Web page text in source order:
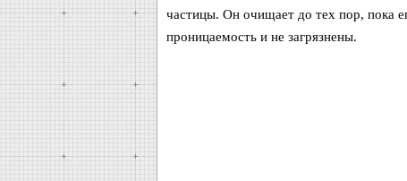
частицы. Он очищает до тех пор, пока
проницаемость и не загрязнены.